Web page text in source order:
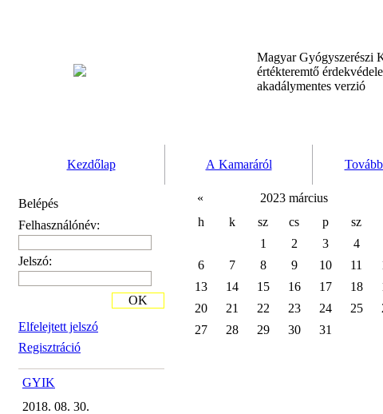
Magyar Gyógyszerészi
értékteremtő
akadálymentes verzió
Kezdőlap A Kamaráról
Belépés
Felhasználónév:
Jelszó:
Elfelejtett jelszó
Regisztráció
OK
GYIK
2018. 08. 30.
« 2023 március
h
k sz cs p sz
1
2 3 4
6
7 8 9 10 11
13
14 15 16 17 18
20
21 22 23 24 25
27
28 29 30 31